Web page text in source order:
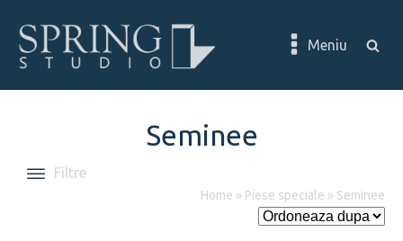
Meniu
Seminee
Filtre
Home » Piese speciale » Seminee